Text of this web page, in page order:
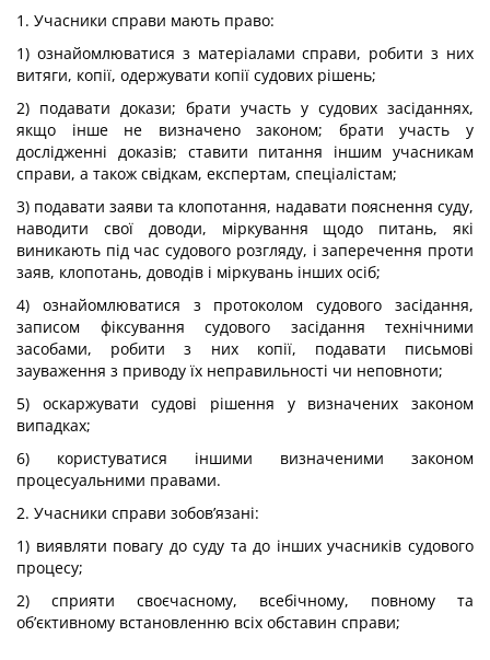
1. Учасники справи мають право:
1) ознайомлюватися з матеріалами справи, робити з них
витяги, копії, одержувати копії судових рішень;
2) подавати докази; брати участь у судових засіданнях,
якщо інше не визначено законом; брати участь у
дослідженні доказів; ставити питання іншим учасникам
справи, а також свідкам, експертам, спеціалістам;
3) подавати заяви та клопотання, надавати пояснення суду,
наводити свої доводи, міркування щодо питань, які
виникають під час судового розгляду, і заперечення проти
заяв, клопотань, доводів і міркувань інших осіб;
4) ознайомлюватися з протоколом судового засідання,
записом фіксування судового засідання технічними
засобами, робити з них копії, подавати письмові
зауваження з приводу їх неправильності чи неповноти;
5) оскаржувати судові рішення у визначених законом
випадках;
6) користуватися іншими визначеними законом
процесуальними правами.
2. Учасники справи зобов’язані:
1) виявляти повагу до суду та до інших учасників судового
процесу;
2) сприяти своєчасному, всебічному, повному та
об’єктивному встановленню всіх обставин справи;